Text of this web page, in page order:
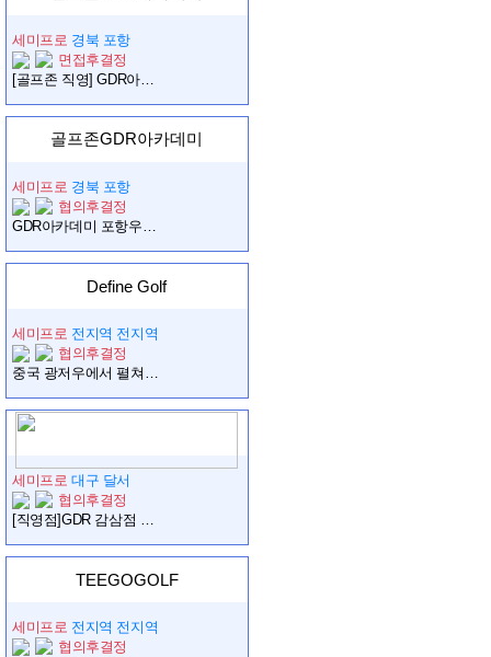
세미프로 경북 포항
면접후결정
[골프존 직영] GDR아카데미 포항우현점에서 오후 프로님 모십니다.
골프존GDR아카데미
세미프로 경북 포항
협의후결정
GDR아카데미 포항우현점(직영점) 오전프로님 구합니다.
Define Golf
세미프로 전지역 전지역
협의후결정
중국 광저우에서 펼쳐지는 주니어 육성의 미래, 그 여정에 함께할 프로님을 찾습니다.
세미프로 대구 달서
협의후결정
[직영점]GDR 감삼점 오후레슨프로 구인 합니다.
TEEGOGOLF
세미프로 전지역 전지역
협의후결정